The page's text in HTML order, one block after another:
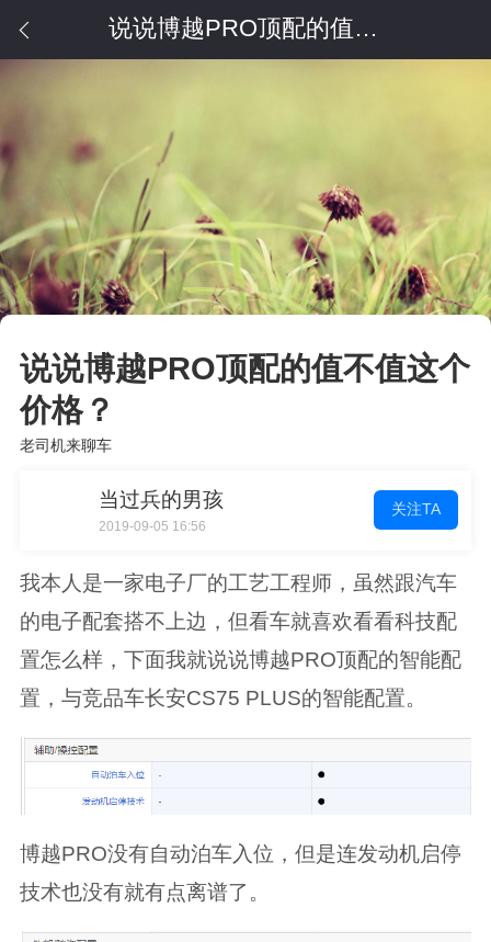
说说博越PRO顶配的值不值这个价格？
说说博越PRO顶配的值不值这个
价格？
老司机来聊车
当过兵的男孩
2019-09-05 16:56
关注TA
我本人是一家电子厂的工艺工程师，虽然跟汽车
的电子配套搭不上边，但看车就喜欢看看科技配
置怎么样，下面我就说说博越PRO顶配的智能配
置，与竞品车长安CS75 PLUS的智能配置。
博越PRO没有自动泊车入位，但是连发动机启停
技术也没有就有点离谱了。